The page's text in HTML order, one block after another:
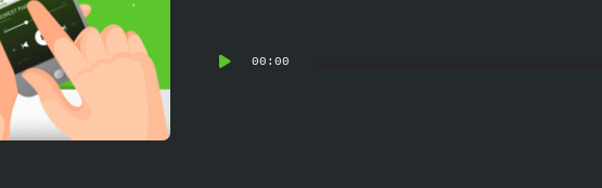
Player00:00